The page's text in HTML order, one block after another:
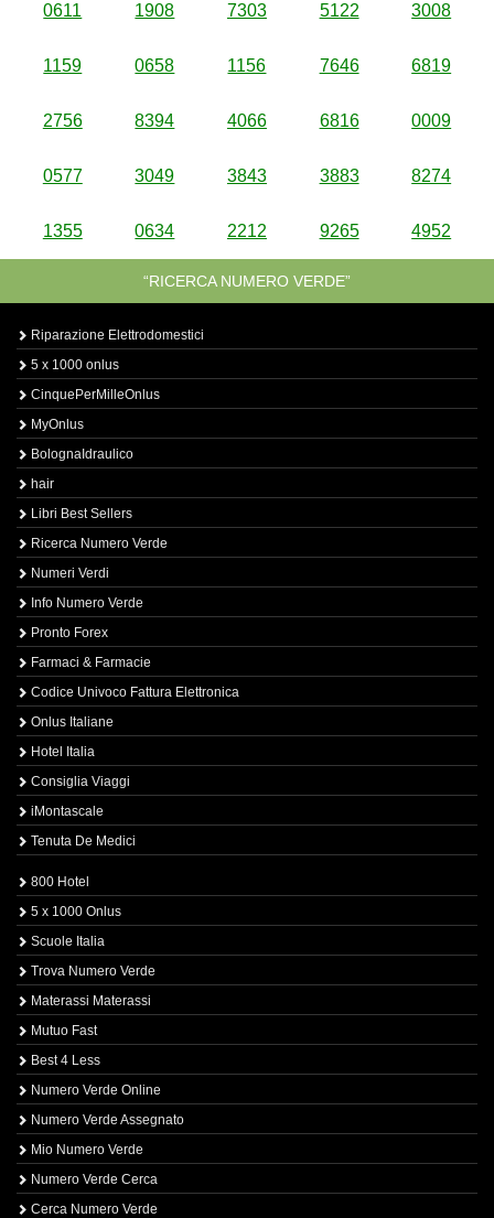
0611 1908 7303 5122 3008
1159 0658 1156 7646 6819
2756 8394 4066 6816 0009
0577 3049 3843 3883 8274
1355 0634 2212 9265 4952
“RICERCA NUMERO VERDE”
Riparazione Elettrodomestici
5 x 1000 onlus
CinquePerMilleOnlus
MyOnlus
BolognaIdraulico
hair
Libri Best Sellers
Ricerca Numero Verde
Numeri Verdi
Info Numero Verde
Pronto Forex
Farmaci & Farmacie
Codice Univoco Fattura Elettronica
Onlus Italiane
Hotel Italia
Consiglia Viaggi
iMontascale
Tenuta De Medici
800 Hotel
5 x 1000 Onlus
Scuole Italia
Trova Numero Verde
Materassi Materassi
Mutuo Fast
Best 4 Less
Numero Verde Online
Numero Verde Assegnato
Mio Numero Verde
Numero Verde Cerca
Cerca Numero Verde